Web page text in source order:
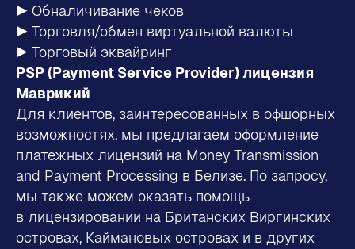
▶ Обналичивание чеков
▶ Торговля/обмен виртуальной валюты
▶ Торговый эквайринг
PSP (Payment Service Provider) лицензия
Маврикий
Для клиентов, заинтересованных в офшорных
возможностях, мы предлагаем оформление
платежных лицензий на Money Transmission
and Payment Processing в Белизе. По запросу,
мы также можем оказать помощь
в лицензировании на Британских Виргинских
островах, Каймановых островах и в других